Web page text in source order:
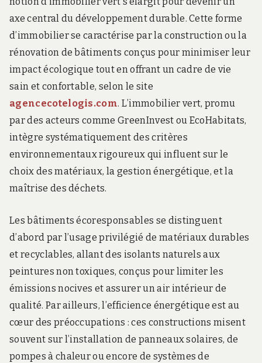
axe central du développement durable. Cette forme
d’immobilier se caractérise par la construction ou la
rénovation de bâtiments conçus pour minimiser leur
impact écologique tout en offrant un cadre de vie
sain et confortable, selon le site
agencecotelogis.com. L’immobilier vert, promu
par des acteurs comme GreenInvest ou EcoHabitats,
intègre systématiquement des critères
environnementaux rigoureux qui influent sur le
choix des matériaux, la gestion énergétique, et la
maîtrise des déchets.
Les bâtiments écoresponsables se distinguent
d’abord par l’usage privilégié de matériaux durables
et recyclables, allant des isolants naturels aux
peintures non toxiques, conçus pour limiter les
émissions nocives et assurer un air intérieur de
qualité. Par ailleurs, l’efficience énergétique est au
cœur des préoccupations : ces constructions misent
souvent sur l’installation de panneaux solaires, de
pompes à chaleur ou encore de systèmes de